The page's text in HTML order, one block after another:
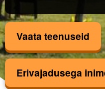
TEENUSED
Kinnise lasteasutuse teenus
Hea Hoog
Vaata teenuseid
Erivajadusega